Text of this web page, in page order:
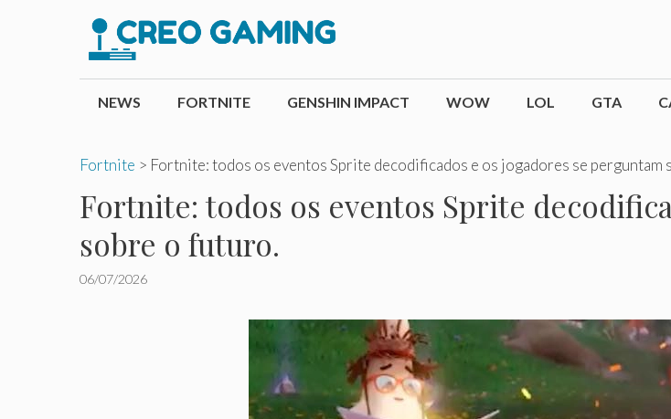
conteúdo
NEWS FORTNITE GENSHIN IMPACT WOW LOL GTA
Fortnite > Fortnite: todos os eventos Sprite decodificados e os jogadores se perguntam
Fortnite: todos os eventos Sprite
sobre o futuro.
06/07/2026